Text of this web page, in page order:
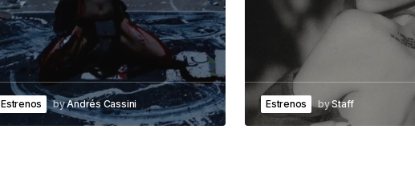
Estrenos byAndrés Cassini Estrenos byStaff